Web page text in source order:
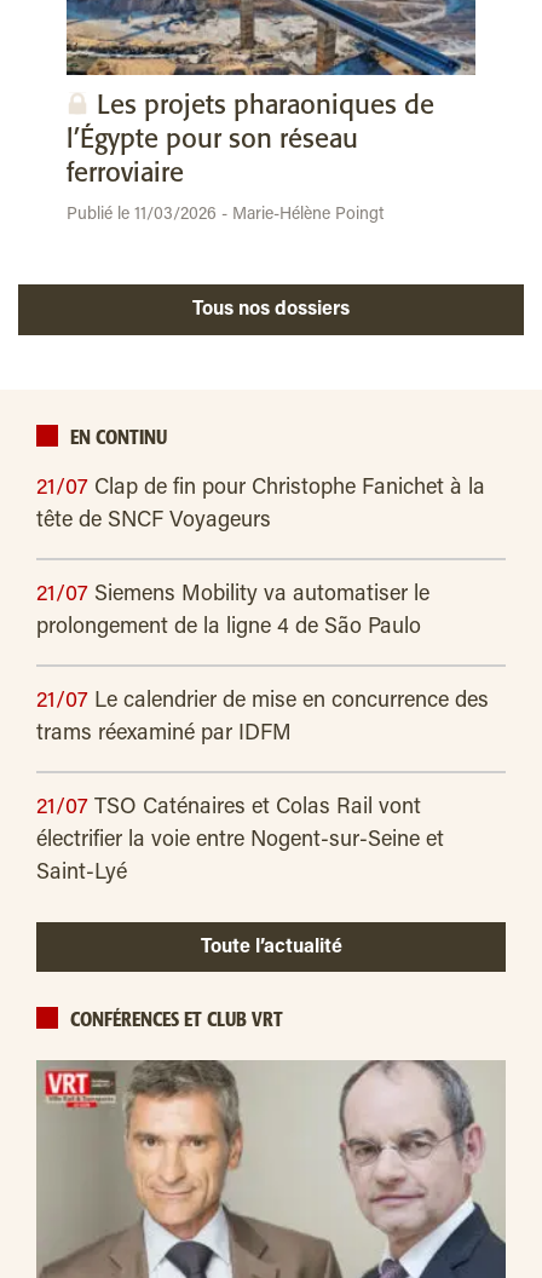
Les projets pharaoniques de
l’Égypte pour son réseau
ferroviaire
Publié le 11/03/2026 - Marie-Hélène Poingt
Tous nos dossiers
EN CONTINU
21/07 Clap de fin pour Christophe Fanichet à la
tête de SNCF Voyageurs
21/07 Siemens Mobility va automatiser le
prolongement de la ligne 4 de São Paulo
21/07 Le calendrier de mise en concurrence des
trams réexaminé par IDFM
21/07 TSO Caténaires et Colas Rail vont
électrifier la voie entre Nogent-sur-Seine et
Saint-Lyé
Toute l’actualité
CONFÉRENCES ET CLUB VRT